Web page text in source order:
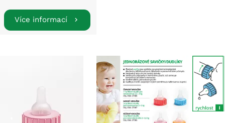
Více informací